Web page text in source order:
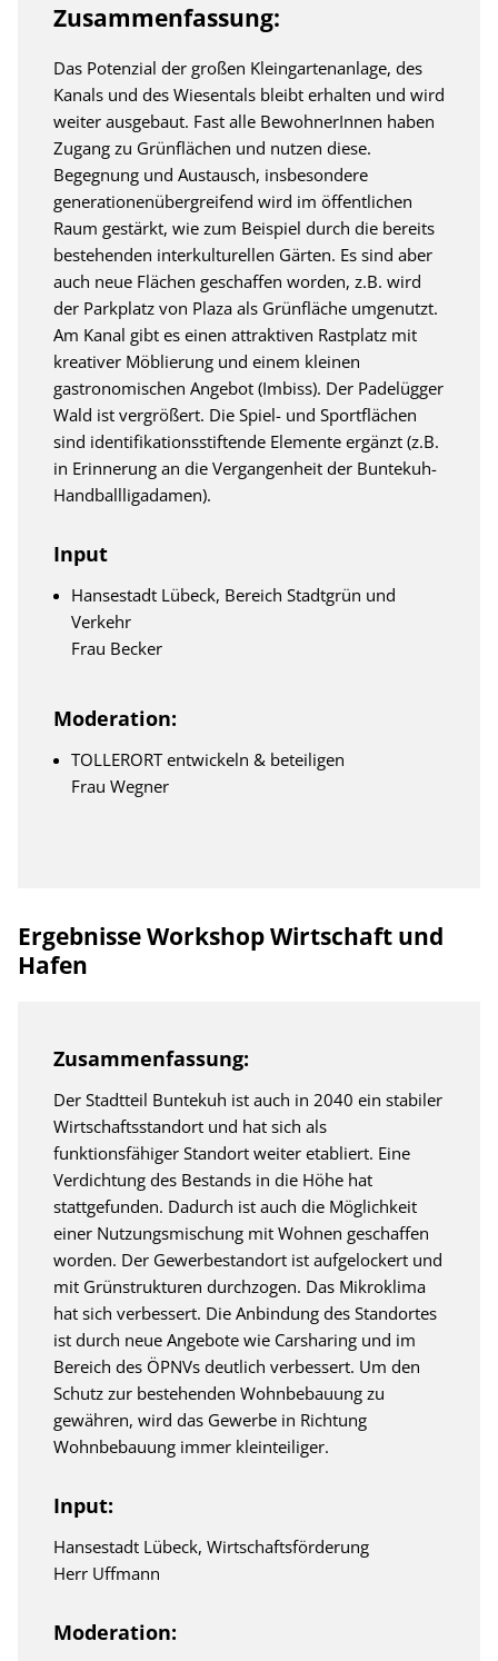
Zusammenfassung:
Das Potenzial der großen Kleingartenanlage, des
Kanals und des Wiesentals bleibt erhalten und wird
weiter ausgebaut. Fast alle BewohnerInnen haben
Zugang zu Grünflächen und nutzen diese.
Begegnung und Austausch, insbesondere
generationenübergreifend wird im öffentlichen
Raum gestärkt, wie zum Beispiel durch die bereits
bestehenden interkulturellen Gärten. Es sind aber
auch neue Flächen geschaffen worden, z.B. wird
der Parkplatz von Plaza als Grünfläche umgenutzt.
Am Kanal gibt es einen attraktiven Rastplatz mit
kreativer Möblierung und einem kleinen
gastronomischen Angebot (Imbiss). Der Padelügger
Wald ist vergrößert. Die Spiel- und Sportflächen
sind identifikationsstiftende Elemente ergänzt (z.B.
in Erinnerung an die Vergangenheit der Buntekuh-
Handballligadamen).
Input
Hansestadt Lübeck, Bereich Stadtgrün und
Verkehr
Frau Becker
Moderation:
TOLLERORT entwickeln & beteiligen
Frau Wegner
Ergebnisse Workshop Wirtschaft und
Hafen
Zusammenfassung:
Der Stadtteil Buntekuh ist auch in 2040 ein stabiler
Wirtschaftsstandort und hat sich als
funktionsfähiger Standort weiter etabliert. Eine
Verdichtung des Bestands in die Höhe hat
stattgefunden. Dadurch ist auch die Möglichkeit
einer Nutzungsmischung mit Wohnen geschaffen
worden. Der Gewerbestandort ist aufgelockert und
mit Grünstrukturen durchzogen. Das Mikroklima
hat sich verbessert. Die Anbindung des Standortes
ist durch neue Angebote wie Carsharing und im
Bereich des ÖPNVs deutlich verbessert. Um den
Schutz zur bestehenden Wohnbebauung zu
gewähren, wird das Gewerbe in Richtung
Wohnbebauung immer kleinteiliger.
Input:
Hansestadt Lübeck, Wirtschaftsförderung
Herr Uffmann
Moderation: